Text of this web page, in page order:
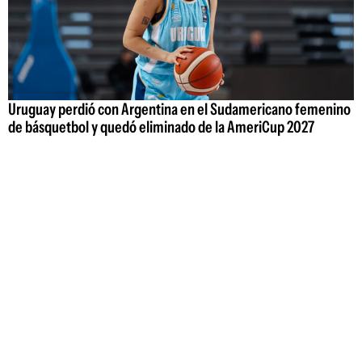
Uruguay perdió con Argentina en el Sudamericano femenino
de básquetbol y quedó eliminado de la AmeriCup 2027